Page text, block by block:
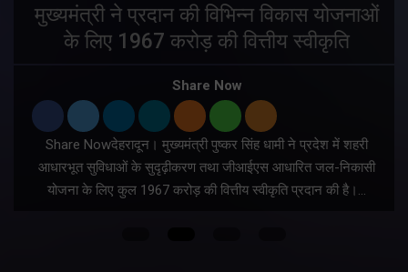
मुख्यमंत्री ने प्रदान की विभिन्न विकास योजनाओं
के लिए 1967 करोड़ की वित्तीय स्वीकृति
Share Now
Share Nowदेहरादून। मुख्यमंत्री पुष्कर सिंह धामी ने प्रदेश में शहरी
आधारभूत सुविधाओं के सुदृढ़ीकरण तथा जीआईएस आधारित जल-निकासी
योजना के लिए कुल 1967 करोड़ की वित्तीय स्वीकृति प्रदान की है।…